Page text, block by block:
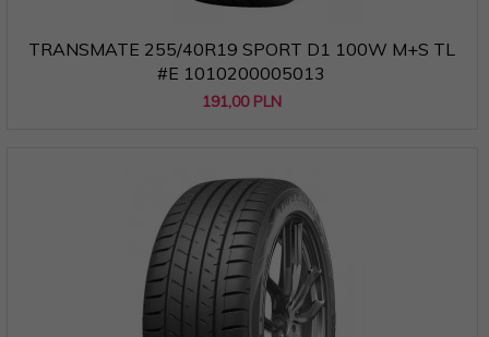
TRANSMATE 255/40R19 SPORT D1 100W M+S TL
#E 1010200005013
191,00 PLN